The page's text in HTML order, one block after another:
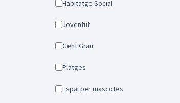
Habitatge Social
Joventut
Gent Gran
Platges
Espai per mascotes